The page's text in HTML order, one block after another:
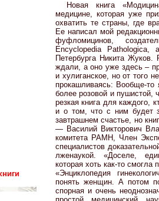
Новая книга
медицине, которая уже
охватить те страны, где
Ее написал мой
фуфломицинов,
Encyclopedia Pathologica,
Петербурга Никита
ждали, а оно уже здесь –
и хулиганское, но от того
прокашливаясь: Вообще-то
более розовой и пушистой,
резкая книга для каждого,
и о том, что с ним будет
завтрашнем счастье, но
— Василий Викторович
комитета РАМН, Член
специалистов
лженаукой. «Доселе,
которая хоть как-то
«Энциклопедия
понять женщин. А потом
спорная и очень